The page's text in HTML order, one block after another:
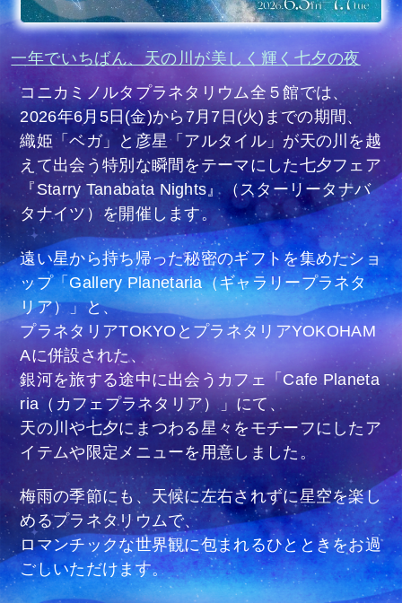
一年でいちばん、天の川が美しく輝く七夕の夜
コニカミノルタプラネタリウム全５館では、
2026年6月5日(金)から7月7日(火)までの期間、
織姫「ベガ」と彦星「アルタイル」が天の川を越
えて出会う特別な瞬間をテーマにした七夕フェア
『Starry Tanabata Nights』（スターリータナバ
タナイツ）を開催します。
遠い星から持ち帰った秘密のギフトを集めたショ
ップ「Gallery Planetaria（ギャラリープラネタ
リア）」と、
プラネタリアTOKYOとプラネタリアYOKOHAM
Aに併設された、
銀河を旅する途中に出会うカフェ「Cafe Planeta
ria（カフェプラネタリア）」にて、
天の川や七夕にまつわる星々をモチーフにしたア
イテムや限定メニューを用意しました。
梅雨の季節にも、天候に左右されずに星空を楽し
めるプラネタリウムで、
ロマンチックな世界観に包まれるひとときをお過
ごしいただけます。